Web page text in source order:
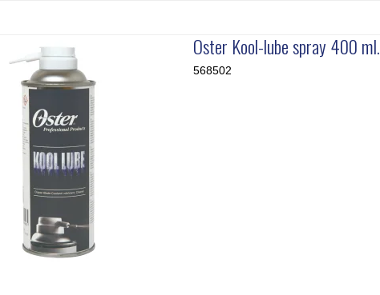
Oster Kool-lube spray 400 ml.
568502